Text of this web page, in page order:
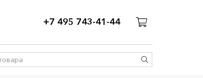
+7 495 743-41-44